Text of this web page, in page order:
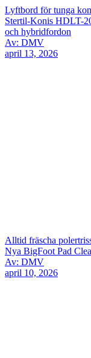
Lyftbord för tunga
Stertil-Konis HDLT-
och hybridfordon
Av: DMV
april 13, 2026
Alltid fräscha
Nya BigFoot Pad
Av: DMV
april 10, 2026